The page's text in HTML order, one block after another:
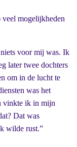
mogelijkheden
voor mij was. Ik
later twee dochters
om in de lucht te
was het
vinkte ik in mijn
Dat was
wilde rust.”